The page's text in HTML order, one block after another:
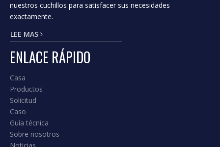
CLASIFICACIÓN DEL PRODUCTO
nuestros cuchillos para satisfacer sus necesidades
exactamente.
LEE MAS
ENLACE RÁPIDO
Casa
Productos
Solicitud
Caso
Guía técnica
Sobre nosotros